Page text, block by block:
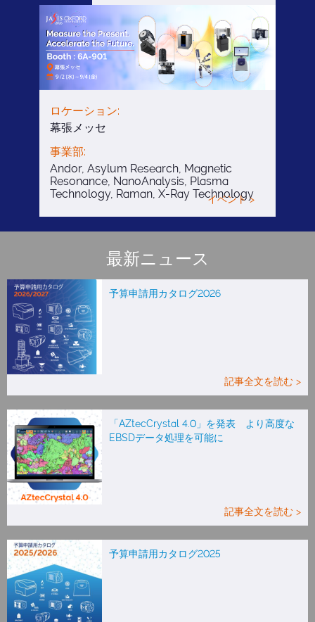
ロケーション:
幕張メッセ
事業部:
Andor, Asylum Research, Magnetic
Resonance, NanoAnalysis, Plasma
Technology, Raman, X-Ray Technology
イベント >
最新ニュース
予算申請用カタログ2026
記事全文を読む >
「AZtecCrystal 4.0」を発表 より高度な
EBSDデータ処理を可能に
記事全文を読む >
予算申請用カタログ2025